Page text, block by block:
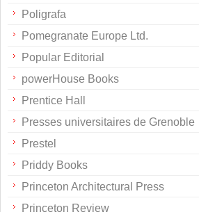
Poligrafa
Pomegranate Europe Ltd.
Popular Editorial
powerHouse Books
Prentice Hall
Presses universitaires de Grenoble
Prestel
Priddy Books
Princeton Architectural Press
Princeton Review